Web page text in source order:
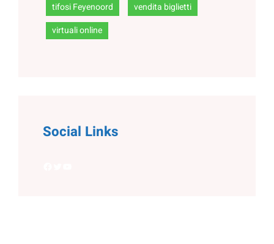
tifosi Feyenoord
vendita biglietti
virtuali online
Social Links